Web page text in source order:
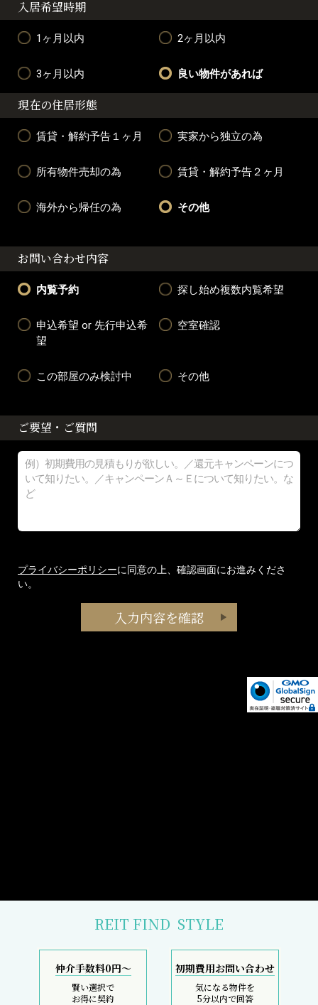
入居希望時期
1ヶ月以内 2ヶ月以内
3ヶ月以内 良い物件があれば
現在の住居形態
賃貸・解約予告１ヶ月 実家から独立の為
所有物件売却の為 賃貸・解約予告２ヶ月
海外から帰任の為 その他
お問い合わせ内容
内覧予約 探し始め複数内覧希望
申込希望 or 先行申込希
望
空室確認
この部屋のみ検討中 その他
ご要望・ご質問
プライバシーポリシーに同意の上、確認画面にお進みくださ
い。
REIT FIND STYLE
仲介手数料0円～
賢い選択で
お得に契約
初期費用お問い合わせ
気になる物件を
5分以内で回答